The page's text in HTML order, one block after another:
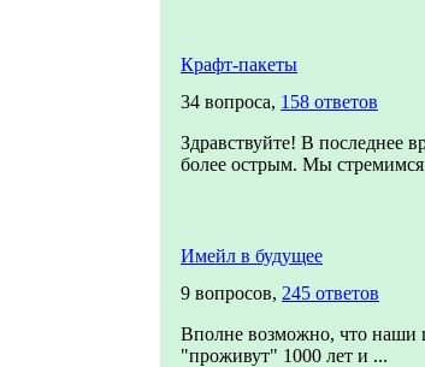
Крафт-пакеты
34 вопроса, 158 ответов
Здравствуйте! В последнее
более острым. Мы стремимся
Имейл в будущее
9 вопросов, 245 ответов
Вполне возможно, что наши
"проживут" 1000 лет и ...